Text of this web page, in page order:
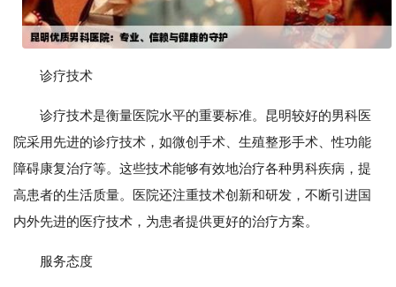
诊疗技术
诊疗技术是衡量医院水平的重要标准。昆明较好的男科医
院采用先进的诊疗技术，如微创手术、生殖整形手术、性功能
障碍康复治疗等。这些技术能够有效地治疗各种男科疾病，提
高患者的生活质量。医院还注重技术创新和研发，不断引进国
内外先进的医疗技术，为患者提供更好的治疗方案。
服务态度